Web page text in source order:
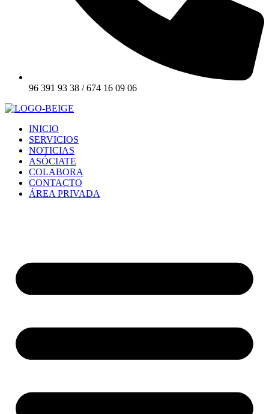
96 391 93 38 / 674 16 09 06
INICIO
SERVICIOS
NOTICIAS
ASÓCIATE
COLABORA
CONTACTO
ÁREA PRIVADA